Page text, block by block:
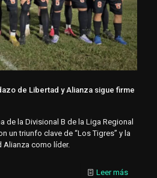
de Libertad y Alianza sigue firme
de la Divisional B de la Liga Regional
un triunfo clave de “Los Tigres” y la
Alianza como líder.
Leer más